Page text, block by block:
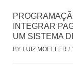
INTEGRAR
UM SISTEMA
BY LUIZ MÖELLER /